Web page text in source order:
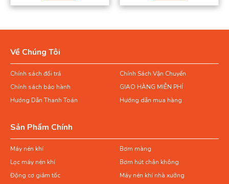
Về Chúng Tôi
Chính sách đổi trả
Chính Sách Vận Chuyển
Chính sách bảo hành
GIAO HÀNG MIỄN PHÍ
Hướng Dẫn Thanh Toán
Hướng dẫn mua hàng
Sản Phẩm Chính
Máy nén khí
Bơm màng
Lọc máy nén khí
Bơm hút chân không
Động cơ giảm tốc
Máy nén khí nhà xưởng